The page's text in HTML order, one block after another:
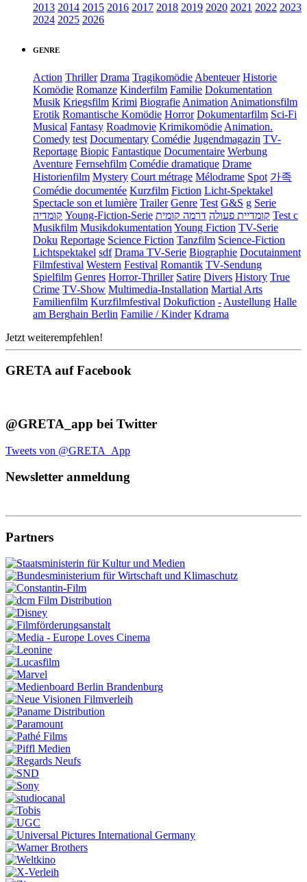
2013 2014 2015 2016 2017 2018 2019 2020 2021 2022 2023
2024 2025 2026
GENRE
Action Thriller Drama Tragikomödie Abenteuer Historie
Komödie Romanze Kinderfilm Familie Dokumentation
Musik Kriegsfilm Krimi Biografie Animation Animationsfilm
Erotik Romantische Komödie Horror Dokumentarfilm Sci-Fi
Musical Fantasy Roadmovie Krimikomödie Animation.
Comedy test Documentary Comédie Jugendmagazin TV-
Reportage Biopic Fantastique Documentaire Werbung
Aventure Fernsehfilm Comédie dramatique Drame
Historienfilm Mystery Court métrage Mélodrame Spot 가족
Comédie documentée Kurzfilm Fiction Licht-Spektakel
Spectacle son et lumière Trailer Genre Test G&S g Serie
קומדיה Young-Fiction-Serie קומדיית פעולה דרמה קומית
Test c
Musikfilm Musikdokumentation Young Fiction TV-Serie
Doku Reportage Science Fiction Tanzfilm Science-Fiction
Lichtspektakel sdf Drama TV-Serie Biographie Docutainment
Filmfestival Western Festival Romantik TV-Sendung
Spielfilm Genres Horror-Thriller Satire Divers History True
Crime TV-Show Multimedia-Installation Martial Arts
Familienfilm Kurzfilmfestival Dokufiction - Austellung Halle
am Berghain Berlin Familie / Kinder Kdrama
Jetzt weiterempfehlen!
GRETA auf Facebook
@GRETA_app bei Twitter
Tweets von @GRETA_App
Newsletter anmeldung
Partners